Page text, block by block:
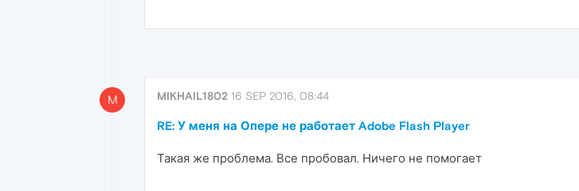
M MIKHAIL1802 16 SEP 2016, 08:44
RE: У меня на Опере не работает Adobe Flash Player
Такая же проблема. Все пробовал. Ничего не помогает